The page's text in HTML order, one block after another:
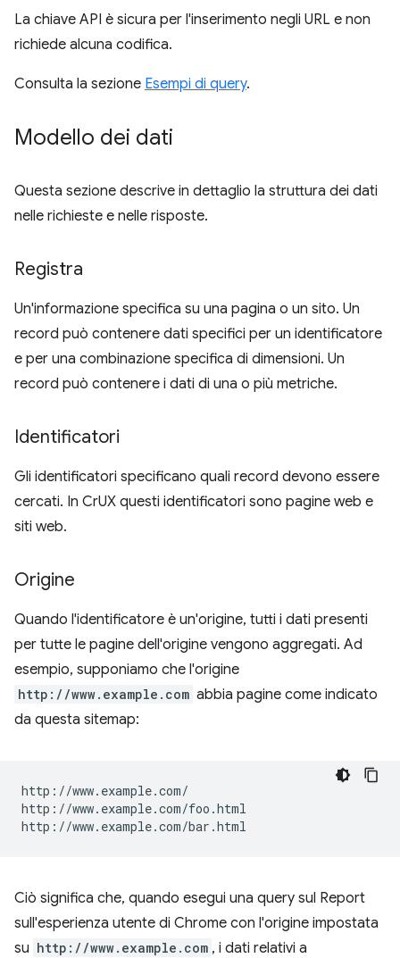
La chiave API è sicura per l'inserimento negli URL e non
richiede alcuna codifica.
Consulta la sezione Esempi di query.
Modello dei dati
Questa sezione descrive in dettaglio la struttura dei dati
nelle richieste e nelle risposte.
Registra
Un'informazione specifica su una pagina o un sito. Un
record può contenere dati specifici per un identificatore
e per una combinazione specifica di dimensioni. Un
record può contenere i dati di una o più metriche.
Identificatori
Gli identificatori specificano quali record devono essere
cercati. In CrUX questi identificatori sono pagine web e
siti web.
Origine
Quando l'identificatore è un'origine, tutti i dati presenti
per tutte le pagine dell'origine vengono aggregati. Ad
esempio, supponiamo che l'origine
http://www.example.com abbia pagine come indicato
da questa sitemap:
http://www.example.com/
http://www.example.com/foo.html
Ciò significa che, quando esegui una query sul Report
sull'esperienza utente di Chrome con l'origine impostata
su http://www.example.com , i dati relativi a